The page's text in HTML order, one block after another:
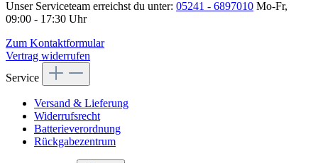
Unser Serviceteam erreichst du unter: 05241 - 6897010 Mo-Fr,
09:00 - 17:30 Uhr
Zum Kontaktformular
Vertrag widerrufen
Service
Versand & Lieferung
Widerrufsrecht
Batterieverordnung
Rückgabezentrum